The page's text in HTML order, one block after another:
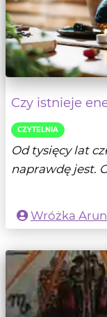
Czy istnieje
CZYTELNIA
Od tysięcy lat
naprawdę jest.
Wróżka